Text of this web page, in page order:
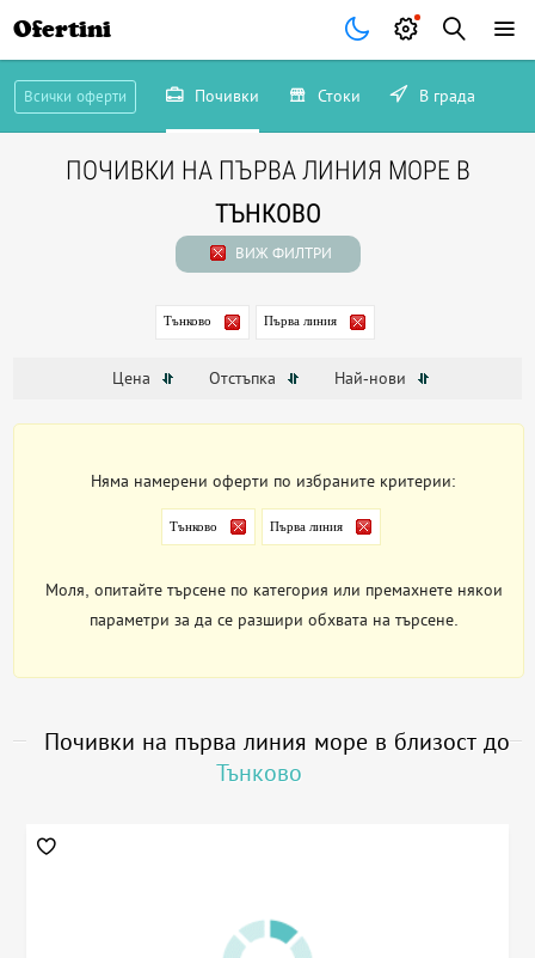
Ofertini
Всички оферти Почивки Стоки В града
ПОЧИВКИ НА ПЪРВА ЛИНИЯ МОРЕ В
ТЪНКОВО
ВИЖ ФИЛТРИ
Тънково Първа линия
Цена Отстъпка Най-нови
Няма намерени оферти по избраните критерии:
Тънково Първа линия
Моля, опитайте търсене по категория или премахнете някои
параметри за да се разшири обхвата на търсене.
Почивки на първа линия море в близост до
Тънково